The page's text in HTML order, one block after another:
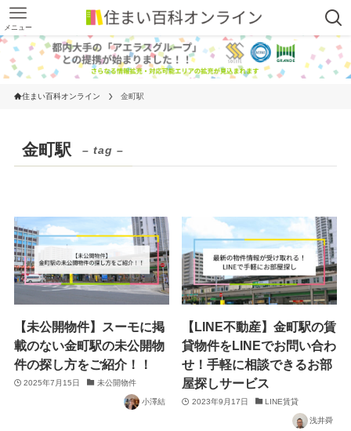
メニュー
住まい百科オンライン 金町駅
金町駅 – tag –
【未公開物件】スーモに掲
載のない金町駅の未公開物
件の探し方をご紹介！！
2025年7月15日 未公開物件
小澤結
【LINE不動産】金町駅の賃
貸物件をLINEでお問い合わ
せ！手軽に相談できるお部
屋探しサービス
2023年9月17日 LINE賃貸
浅井舜